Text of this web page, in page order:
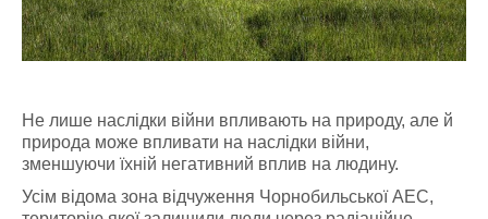
Не лише наслідки війни впливають на природу, але й
природа може впливати на наслідки війни,
зменшуючи їхній негативний вплив на людину.
Усім відома зона відчуження Чорнобильської АЕС,